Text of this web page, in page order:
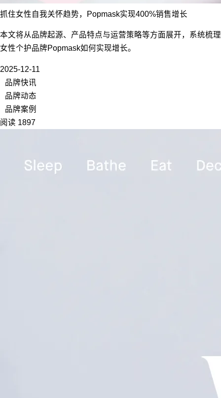
抓住女性自我关怀趋势，Popmask实现400%销售增长
本文将从品牌起源、产品特点与运营策略等方面展开，系统梳理
女性个护品牌Popmask如何实现增长。
2025-12-11
品牌快讯
品牌动态
品牌案例
阅读 1897